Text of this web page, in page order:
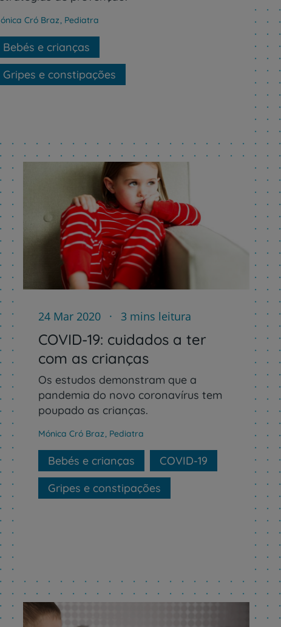
Cró Braz Pediatra
Bebés e crianças
Gripes e constipações
24 Mar 2020 3 mins leitura
COVID-19: cuidados a ter
com as crianças
Os estudos demonstram que a
pandemia do novo coronavírus tem
poupado as crianças.
Mónica Cró Braz, Pediatra
Bebés e crianças
COVID-19
Gripes e constipações